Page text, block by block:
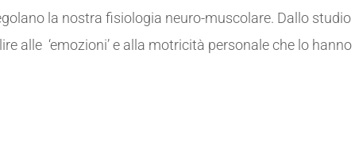
la nostra fisiologia neuro-muscolare. Dallo studio
alle ‘emozioni’ e alla motricità personale che lo hanno